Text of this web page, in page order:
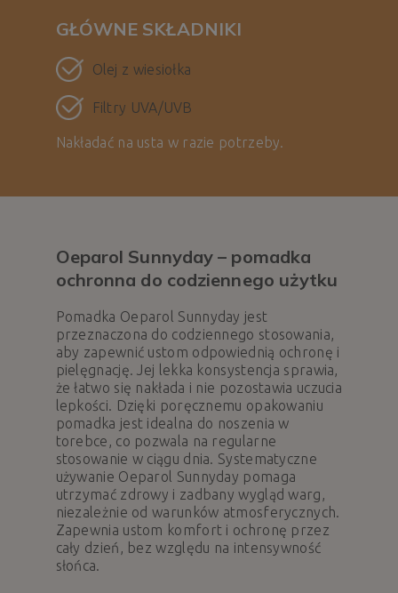
GŁÓWNE SKŁADNIKI
Olej z wiesiołka
Filtry UVA/UVB
Nakładać na usta w razie potrzeby.
Oeparol Sunnyday – pomadka
ochronna do codziennego użytku
Pomadka Oeparol Sunnyday jest
przeznaczona do codziennego stosowania,
aby zapewnić ustom odpowiednią ochronę i
pielęgnację. Jej lekka konsystencja sprawia,
że łatwo się nakłada i nie pozostawia uczucia
lepkości. Dzięki poręcznemu opakowaniu
pomadka jest idealna do noszenia w
torebce, co pozwala na regularne
stosowanie w ciągu dnia. Systematyczne
używanie Oeparol Sunnyday pomaga
utrzymać zdrowy i zadbany wygląd warg,
niezależnie od warunków atmosferycznych.
Zapewnia ustom komfort i ochronę przez
cały dzień, bez względu na intensywność
słońca.